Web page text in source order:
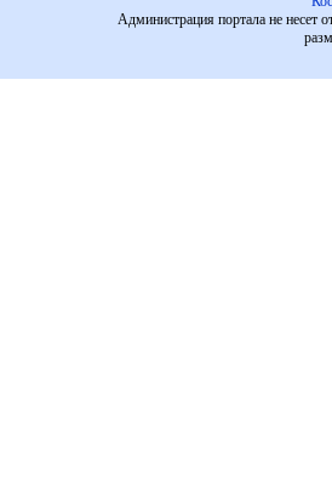
Администрация портала не несет